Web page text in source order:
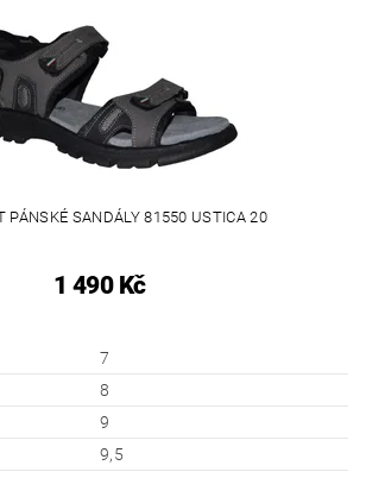
PÁNSKÉ SANDÁLY 81550 USTICA 20
1 490 Kč
7
8
9
9,5